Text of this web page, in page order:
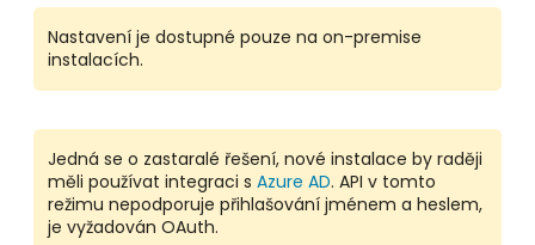
Nastavení je dostupné pouze na on-premise
instalacích.
Jedná se o zastaralé řešení, nové instalace by raději
měli používat integraci s Azure AD. API v tomto
režimu nepodporuje přihlašování jménem a heslem,
je vyžadován OAuth.